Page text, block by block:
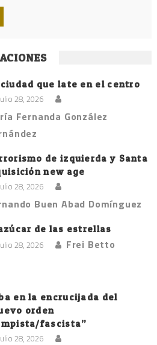
que late en el centro
28, 2026
Fernanda González
de izquierda y Santa
new age
28, 2026
Buen Abad Domínguez
de las estrellas
28, 2026 Frei Betto
en la encrucijada del
orden
fascista”
28, 2026